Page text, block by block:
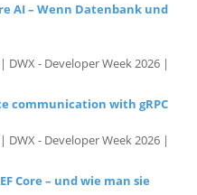
communication with gRPC
DWX - Developer Week 2026 |
Core – und wie man sie